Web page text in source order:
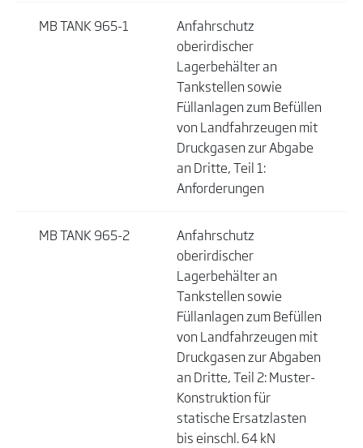
MB TANK 965-1
Anfahrschutz
oberirdischer
Lagerbehälter an
Tankstellen sowie
Füllanlagen zum Befüllen
von Landfahrzeugen mit
Druckgasen zur Abgabe
an Dritte, Teil 1:
Anforderungen
MB TANK 965-2
Anfahrschutz
oberirdischer
Lagerbehälter an
Tankstellen sowie
Füllanlagen zum Befüllen
von Landfahrzeugen mit
Druckgasen zur Abgaben
an Dritte, Teil 2: Muster-
Konstruktion für
statische Ersatzlasten
bis einschl. 64 kN